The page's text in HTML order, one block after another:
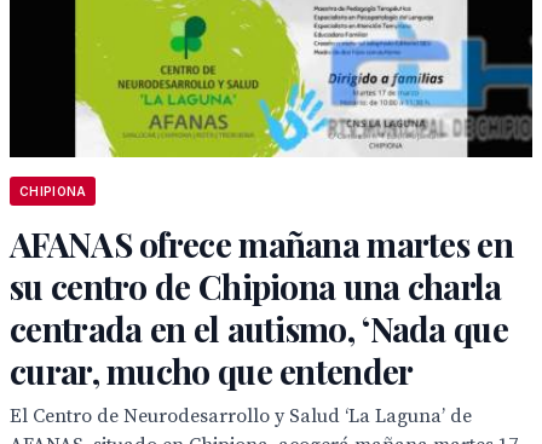
CHIPIONA
AFANAS ofrece mañana martes en
su centro de Chipiona una charla
centrada en el autismo, ‘Nada que
curar, mucho que entender
El Centro de Neurodesarrollo y Salud ‘La Laguna’ de